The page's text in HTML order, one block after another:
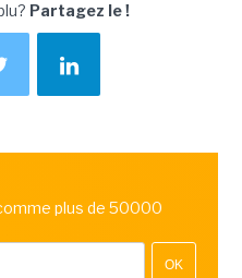
Partagez le !
plus de 50000
OK